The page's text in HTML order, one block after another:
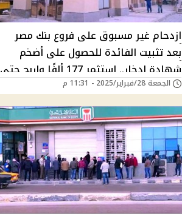
ازدحام غير مسبوق على فروع بنك مصر
بعد تثبيت الفائدة للحصول على أضخم
شهادة ادخار.. استثمر 177 ألفًا واربح حتى
133 ألف جنيهالجمعة 28/فبراير/2025 - 11:31 م